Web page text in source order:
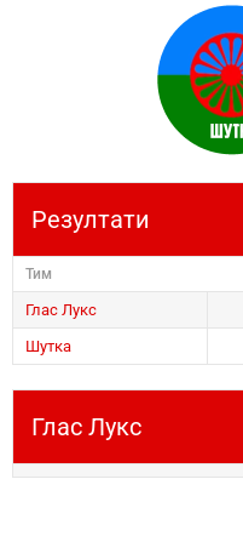
Резултати
Тим
Глас Лукс
Шутка
Глас Лукс